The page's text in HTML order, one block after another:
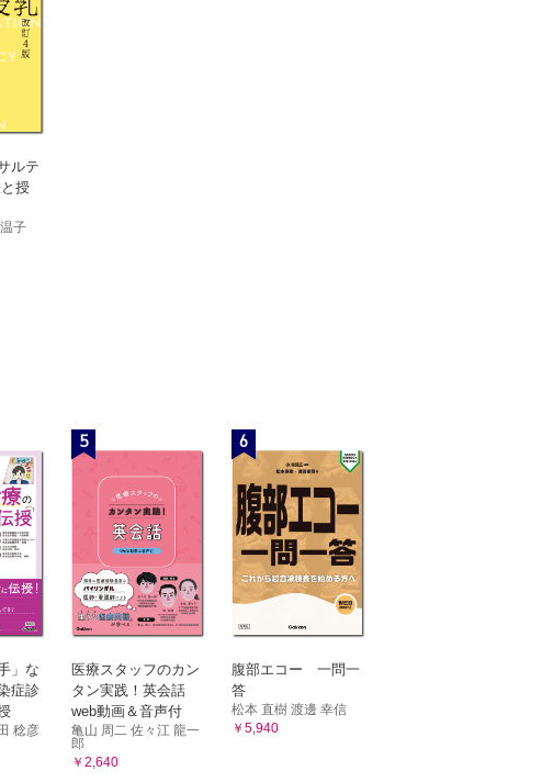
ルテ
授
子
」な
症診
稔彦
5
医療スタッフのカン
タン実践！英会話
web動画＆音声付
亀山 周二 佐々江 龍一
郎
￥2,640
6
腹部エコー 一問一
答
松本 直樹 渡邊 幸信
￥5,940